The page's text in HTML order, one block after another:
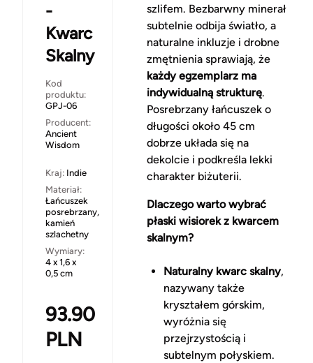
-
Kwarc
Skalny
Kod
produktu:
GPJ-06
Producent:
Ancient
Wisdom
Kraj: Indie
Materiał:
Łańcuszek
posrebrzany,
kamień
szlachetny
Wymiary:
4 x 1,6 x
0,5 cm
93.90
PLN
szlifem. Bezbarwny minerał
subtelnie odbija światło, a
naturalne inkluzje i drobne
zmętnienia sprawiają, że
każdy egzemplarz ma
indywidualną strukturę.
Posrebrzany łańcuszek o
długości około 45 cm
dobrze układa się na
dekolcie i podkreśla lekki
charakter biżuterii.
Dlaczego warto wybrać
płaski wisiorek z kwarcem
skalnym?
Naturalny kwarc skalny,
nazywany także
kryształem górskim,
wyróżnia się
przejrzystością i
subtelnym połyskiem.